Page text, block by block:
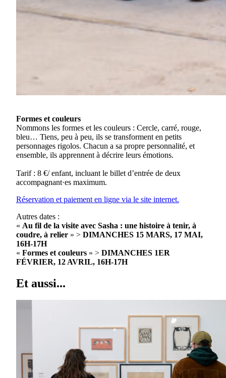
Formes et couleurs
Nommons les formes et les couleurs : Cercle, carré, rouge,
bleu… Tiens, peu à peu, ils se transforment en petits
personnages rigolos. Chacun a sa propre personnalité, et
ensemble, ils apprennent à décrire leurs émotions.
Tarif : 8 €/ enfant, incluant le billet d’entrée de deux
accompagnant·es maximum.
Réservation et paiement en ligne via le site internet.
Autres dates :
« Au fil de la visite avec Sasha : une histoire à tenir, à
coudre, à relier » > DIMANCHES 15 MARS, 17 MAI,
16H-17H
« Formes et couleurs » > DIMANCHES 1ER
FÉVRIER, 12 AVRIL, 16H-17H
Et aussi...